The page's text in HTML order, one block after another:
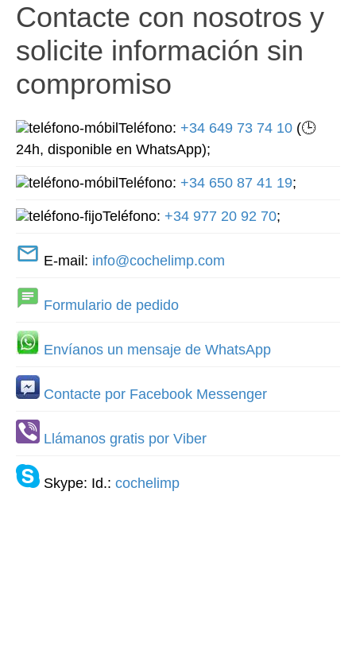
Contacte con nosotros y
solicite información sin
compromiso
Teléfono: +34 649 73 74 10 (🕒
24h, disponible en WhatsApp);
Teléfono: +34 650 87 41 19;
Teléfono: +34 977 20 92 70;
E-mail: info@cochelimp.com
Formulario de pedido
Envíanos un mensaje de WhatsApp
Contacte por Facebook Messenger
Llámanos gratis por Viber
Skype: Id.: cochelimp